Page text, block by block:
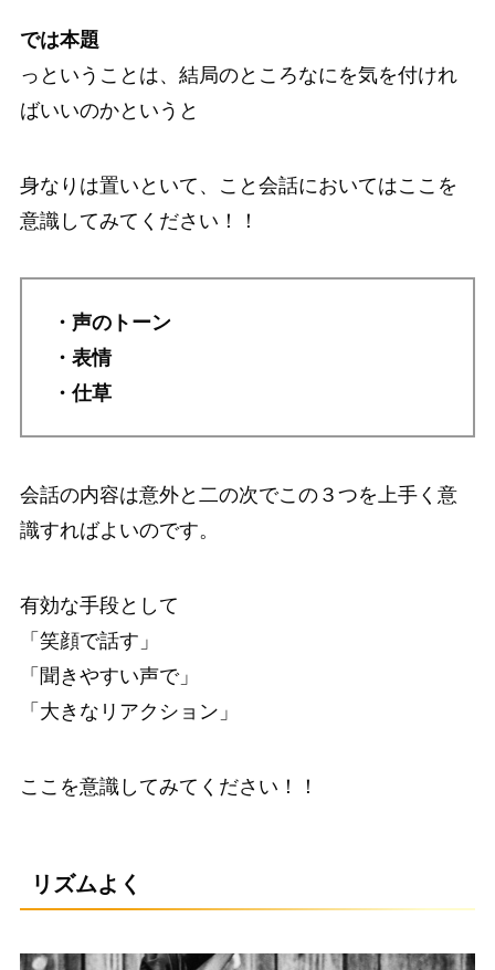
では本題
っということは、結局のところなにを気を付けれ
ばいいのかというと
身なりは置いといて、こと会話においてはここを
意識してみてください！！
・声のトーン
・表情
・仕草
会話の内容は意外と二の次でこの３つを上手く意
識すればよいのです。
有効な手段として
「笑顔で話す」
「聞きやすい声で」
「大きなリアクション」
ここを意識してみてください！！
リズムよく